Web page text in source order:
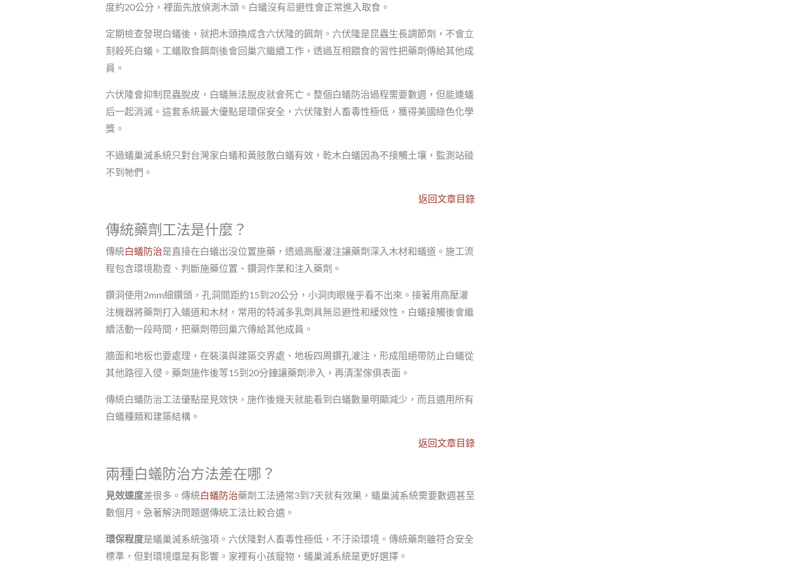
度約20公分，裡面先放偵測木頭。白蟻沒有忌避性會正常進入取食。
定期檢查發現白蟻後，就把木頭換成含六伏隆的餌劑。六伏隆是昆蟲生長調節劑，不會立
刻殺死白蟻。工蟻取食餌劑後會回巢穴繼續工作，透過互相餵食的習性把藥劑傳給其他成
員。
六伏隆會抑制昆蟲脫皮，白蟻無法脫皮就會死亡。整個白蟻防治過程需要數週，但能連蟻
后一起消滅。這套系統最大優點是環保安全，六伏隆對人畜毒性極低，獲得美國綠色化學
獎。
不過蟻巢滅系統只對台灣家白蟻和黃肢散白蟻有效，乾木白蟻因為不接觸土壤，監測站碰
不到牠們。
返回文章目錄
傳統藥劑工法是什麼？
傳統白蟻防治是直接在白蟻出沒位置施藥，透過高壓灌注讓藥劑深入木材和蟻道。施工流
程包含環境勘查、判斷施藥位置、鑽洞作業和注入藥劑。
鑽洞使用2mm細鑽頭，孔洞間距約15到20公分，小洞肉眼幾乎看不出來。接著用高壓灌
注機器將藥劑打入蟻道和木材，常用的特滅多乳劑具無忌避性和緩效性，白蟻接觸後會繼
續活動一段時間，把藥劑帶回巢穴傳給其他成員。
牆面和地板也要處理，在裝潢與建築交界處、地板四周鑽孔灌注，形成阻絕帶防止白蟻從
其他路徑入侵。藥劑施作後等15到20分鐘讓藥劑滲入，再清潔傢俱表面。
傳統白蟻防治工法優點是見效快，施作後幾天就能看到白蟻數量明顯減少，而且適用所有
白蟻種類和建築結構。
返回文章目錄
兩種白蟻防治方法差在哪？
見效速度差很多。傳統白蟻防治藥劑工法通常3到7天就有效果，蟻巢滅系統需要數週甚至
數個月。急著解決問題選傳統工法比較合適。
環保程度是蟻巢滅系統強項。六伏隆對人畜毒性極低，不汙染環境。傳統藥劑雖符合安全
標準，但對環境還是有影響。家裡有小孩寵物，蟻巢滅系統是更好選擇。